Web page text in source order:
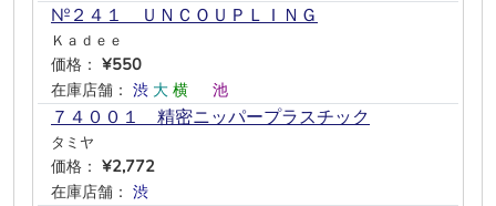
№２４１ ＵＮＣＯＵＰＬＩＮＧ
Ｋａｄｅｅ
価格： ¥550
在庫店舗： 渋 大 横 池
７４００１ 精密ニッパープラスチック
タミヤ
価格： ¥2,772
在庫店舗： 渋